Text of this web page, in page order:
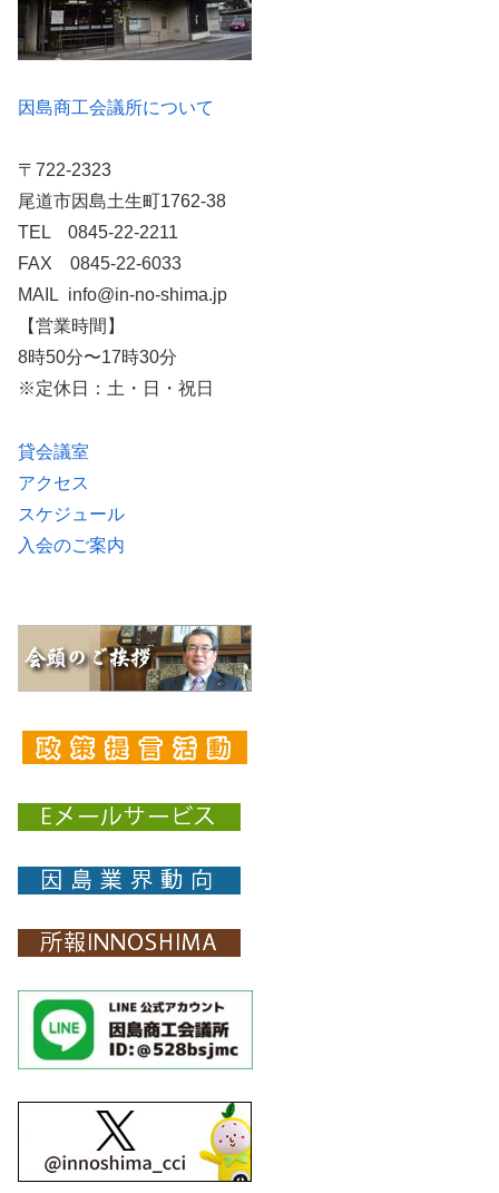
因島商工会議所について
〒722-2323
尾道市因島土生町1762-38
TEL 0845-22-2211
FAX 0845-22-6033
MAIL info@in-no-shima.jp
【営業時間】
8時50分〜17時30分
※定休日：土・日・祝日
貸会議室
アクセス
スケジュール
入会のご案内